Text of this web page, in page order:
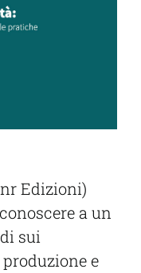
Edizioni)
a un
sui
e